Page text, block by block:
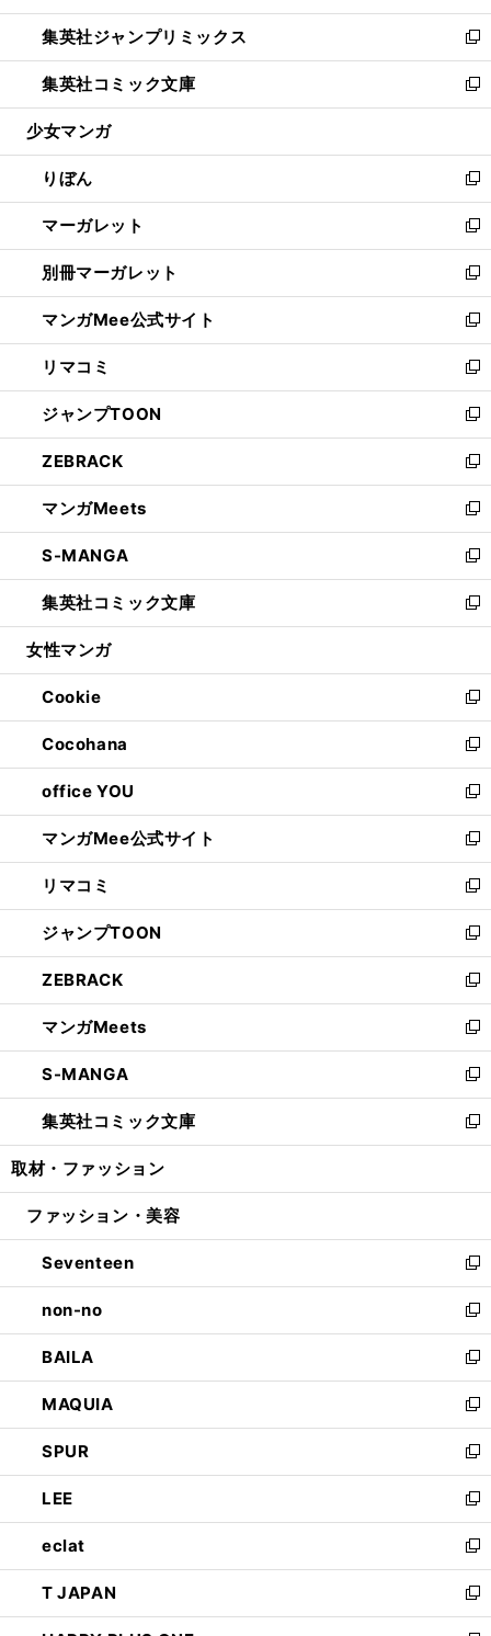
開
く
ウ
で
開
く
ン
ド
ウ
で
開
ウ
ィ
ン
ド
ウ
開
く
し
い
ウ
ィ
ン
ウ
で
開
く
集英社ジャンプリミックス
新
し
い
ウ
ン
ド
ウ
で
開
く
集英社コミック文庫
新
し
ウ
ィ
ン
ド
ウ
で
開
く
少女マンガ
りぼん
新
し
い
ウ
ィ
ン
ド
ウ
で
開
く
マーガレット
新
し
い
ウ
ィ
ン
ド
ウ
で
開
く
別冊マーガレット
新
し
い
ウ
ィ
ン
ド
ウ
で
開
く
マンガMee公式サイト
新
し
い
ウ
ィ
ン
ド
ウ
で
開
く
リマコミ
新
し
い
ウ
ィ
ン
ド
ウ
で
開
く
ジャンプTOON
新
し
い
ウ
ィ
ン
ド
ウ
で
開
ZEBRACK
新
し
い
ウ
ィ
ン
ド
ウ
開
く
マンガMeets
新
し
い
ウ
ィ
ン
ウ
で
開
く
S-MANGA
新
し
い
ウ
ン
ド
ウ
で
開
く
集英社コミック文庫
新
し
ウ
ィ
ン
ド
ウ
で
開
く
女性マンガ
Cookie
新
し
い
ウ
ィ
ン
ド
ウ
で
開
く
Cocohana
新
し
い
ウ
ィ
ン
ド
ウ
で
開
く
office YOU
新
し
い
ウ
ィ
ン
ド
ウ
で
開
く
マンガMee公式サイト
新
し
い
ウ
ィ
ン
ド
ウ
で
開
く
リマコミ
新
し
い
ウ
ィ
ン
ド
ウ
で
開
く
ジャンプTOON
新
し
い
ウ
ィ
ン
ド
ウ
で
開
ZEBRACK
新
し
い
ウ
ィ
ン
ド
ウ
開
マンガMeets
新
し
い
ウ
ィ
ン
ウ
開
く
S-MANGA
新
し
い
ウ
ン
ウ
で
開
く
集英社コミック文庫
新
し
ウ
ン
ド
ウ
で
開
く
取材・ファッション
ファッション・美容
Seventeen
新
し
い
ウ
ィ
ン
ド
ウ
で
開
く
non-no
新
し
い
ウ
ィ
ン
ド
ウ
で
開
く
BAILA
新
し
い
ウ
ィ
ン
ド
ウ
で
開
く
MAQUIA
新
し
い
ウ
ィ
ン
ド
ウ
で
開
SPUR
新
し
い
ウ
ィ
ン
ド
ウ
LEE
新
し
い
ウ
ィ
ン
eclat
新
し
い
ウ
T JAPAN
新
し